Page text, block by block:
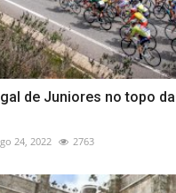
de Juniores no topo
24, 2022 2763